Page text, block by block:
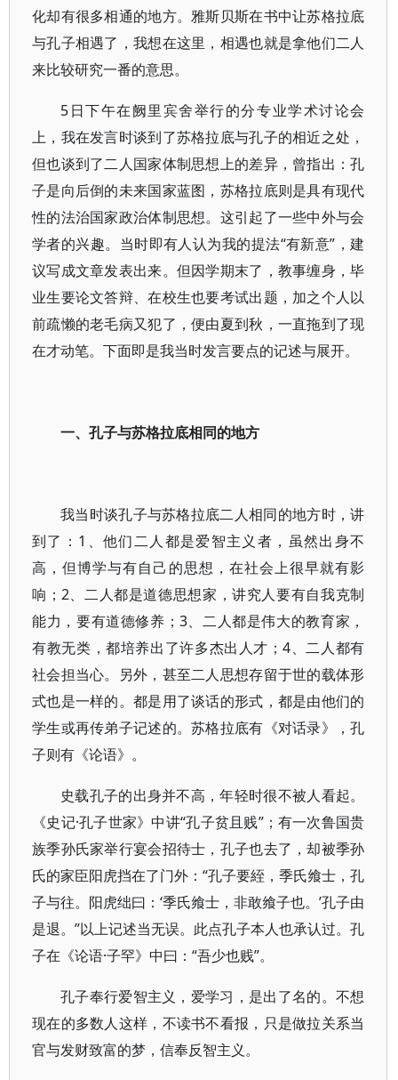
化却有很多相通的地方。雅斯贝斯在书中让苏格拉底
与孔子相遇了，我想在这里，相遇也就是拿他们二人
来比较研究一番的意思。
5日下午在阙里宾舍举行的分专业学术讨论会
上，我在发言时谈到了苏格拉底与孔子的相近之处，
但也谈到了二人国家体制思想上的差异，曾指出：孔
子是向后倒的未来国家蓝图，苏格拉底则是具有现代
性的法治国家政治体制思想。这引起了一些中外与会
学者的兴趣。当时即有人认为我的提法“有新意”，建
议写成文章发表出来。但因学期末了，教事缠身，毕
业生要论文答辩、在校生也要考试出题，加之个人以
前疏懒的老毛病又犯了，便由夏到秋，一直拖到了现
在才动笔。下面即是我当时发言要点的记述与展开。
一、孔子与苏格拉底相同的地方
我当时谈孔子与苏格拉底二人相同的地方时，讲
到了：1、他们二人都是爱智主义者，虽然出身不
高，但博学与有自己的思想，在社会上很早就有影
响；2、二人都是道德思想家，讲究人要有自我克制
能力，要有道德修养；3、二人都是伟大的教育家，
有教无类，都培养出了许多杰出人才；4、二人都有
社会担当心。另外，甚至二人思想存留于世的载体形
式也是一样的。都是用了谈话的形式，都是由他们的
学生或再传弟子记述的。苏格拉底有《对话录》，孔
子则有《论语》。
史载孔子的出身并不高，年轻时很不被人看起。
《史记·孔子世家》中讲“孔子贫且贱”；有一次鲁国贵
族季孙氏家举行宴会招待士，孔子也去了，却被季孙
氏的家臣阳虎挡在了门外：“孔子要絰，季氏飨士，孔
子与往。阳虎绌曰：‘季氏飨士，非敢飨子也。’孔子由
是退。”以上记述当无误。此点孔子本人也承认过。孔
子在《论语·子罕》中曰：“吾少也贱”。
孔子奉行爱智主义，爱学习，是出了名的。不想
现在的多数人这样，不读书不看报，只是做拉关系当
官与发财致富的梦，信奉反智主义。